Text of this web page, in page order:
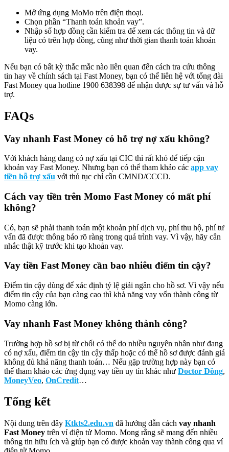
Mở ứng dụng MoMo trên điện thoại.
Chọn phần “Thanh toán khoản vay”.
Nhập số hợp đồng cần kiểm tra để xem các thông tin và dữ
liệu có trên hợp đồng, cũng như thời gian thanh toán khoản
vay.
Nếu bạn có bất kỳ thắc mắc nào liên quan đến cách tra cứu thông
tin hay về chính sách tại Fast Money, bạn có thể liên hệ với tổng đài
Fast Money qua hotline 1900 638398 để nhận được sự tư vấn và hỗ
trợ.
FAQs
Vay nhanh Fast Money có hỗ trợ nợ xấu không?
Với khách hàng đang có nợ xấu tại CIC thì rất khó để tiếp cận
khoản vay Fast Money. Nhưng bạn có thể tham khảo các app vay
tiền hỗ trợ xấu với thủ tục chỉ cần CMND/CCCD.
Cách vay tiền trên Momo Fast Money có mất phí
không?
Có, bạn sẽ phải thanh toán một khoản phí dịch vụ, phí thu hộ, phí tư
vấn đã được thông báo rõ ràng trong quá trình vay. Vì vậy, hãy cân
nhắc thật kỹ trước khi tạo khoản vay.
Vay tiền Fast Money cần bao nhiêu điểm tin cậy?
Điểm tin cậy dùng để xác định tỷ lệ giải ngân cho hồ sơ. Vì vậy nếu
điểm tin cậy của bạn càng cao thì khả năng vay vốn thành công từ
Momo càng lớn.
Vay nhanh Fast Money không thành công?
Trường hợp hồ sơ bị từ chối có thể do nhiều nguyên nhân như đang
có nợ xấu, điểm tin cậy tin cậy thấp hoặc có thể hồ sơ được đánh giá
không đủ khả năng thanh toán… Nếu gặp trường hợp này bạn có
thể tham khảo các ứng dụng vay tiền uy tín khác như Doctor Đồng,
MoneyVeo, OnCredit…
Tổng kết
Nội dung trên đây Ktkts2.edu.vn đã hướng dẫn cách vay nhanh
Fast Money trên ví điện tử Momo. Mong rằng sẽ mang đến nhiều
thông tin hữu ích và giúp bạn có được khoản vay thành công qua ví